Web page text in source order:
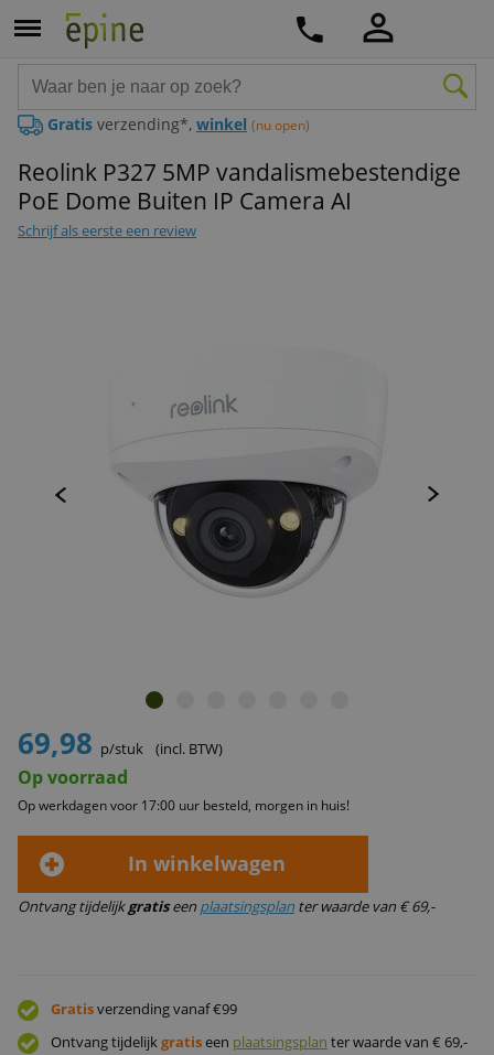
Gratis verzending*, winkel (nu open)
Reolink P327 5MP vandalismebestendige
PoE Dome Buiten IP Camera AI
Schrijf als eerste een review
69,98 p/stuk (incl. BTW)
Op voorraad
Op werkdagen voor 17:00 uur besteld, morgen in huis!
In winkelwagen
Ontvang tijdelijkgratiseen plaatsingsplan ter waarde van € 69,-
Gratisverzending vanaf €99
Ontvang tijdelijkgratiseen plaatsingsplan ter waarde van € 69,-